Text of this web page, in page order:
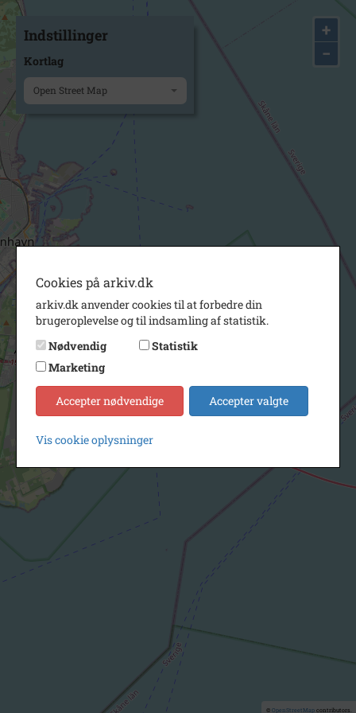
+
−
© OpenStreetMapcontributors.
Indstillinger
Kortlag
Open Street Map
Cookies på arkiv.dk
arkiv.dk anvender cookies til at forbedre din
brugeroplevelse og til indsamling af statistik.
Nødvendig
Statistik
Marketing
Accepter nødvendige Accepter valgte
Vis cookie oplysninger